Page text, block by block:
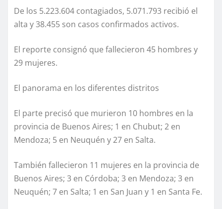
De los 5.223.604 contagiados, 5.071.793 recibió el
alta y 38.455 son casos confirmados activos.
El reporte consignó que fallecieron 45 hombres y
29 mujeres.
El panorama en los diferentes distritos
El parte precisó que murieron 10 hombres en la
provincia de Buenos Aires; 1 en Chubut; 2 en
Mendoza; 5 en Neuquén y 27 en Salta.
También fallecieron 11 mujeres en la provincia de
Buenos Aires; 3 en Córdoba; 3 en Mendoza; 3 en
Neuquén; 7 en Salta; 1 en San Juan y 1 en Santa Fe.